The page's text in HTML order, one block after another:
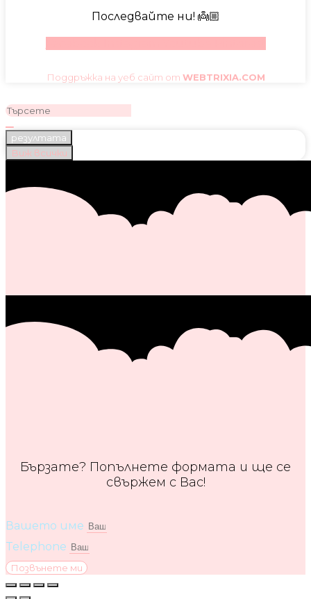
Последвайте ни! 👼🏼
Поддръжка на уеб сайт от WEBTRIXIA.COM
резултата
Виж всички
Бързате? Попълнете формата и ще се
свържем с Вас!
Вашето име
Telephone
Позвънете ми